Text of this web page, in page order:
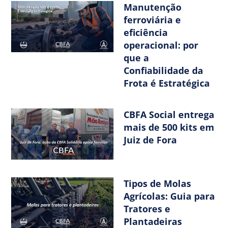
Manutenção
ferroviária e
eficiência
operacional: por
que a
Confiabilidade da
Frota é Estratégica
CBFA Social entrega
mais de 500 kits em
Juiz de Fora
Tipos de Molas
Agrícolas: Guia para
Tratores e
Plantadeiras